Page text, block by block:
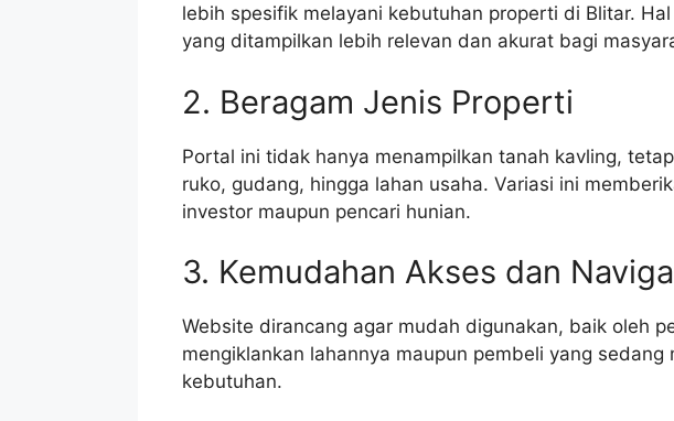
lebih spesifik melayani kebutuhan properti di Blitar.
yang ditampilkan lebih relevan dan akurat bagi
2. Beragam Jenis Properti
Portal ini tidak hanya menampilkan tanah kavling,
ruko, gudang, hingga lahan usaha. Variasi ini
investor maupun pencari hunian.
3. Kemudahan Akses dan
Website dirancang agar mudah digunakan, baik oleh
mengiklankan lahannya maupun pembeli yang sedang
kebutuhan.